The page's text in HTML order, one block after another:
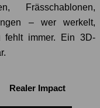
Frässchablonen,
– wer werkelt,
fehlt immer. Ein 3D-
Realer Impact